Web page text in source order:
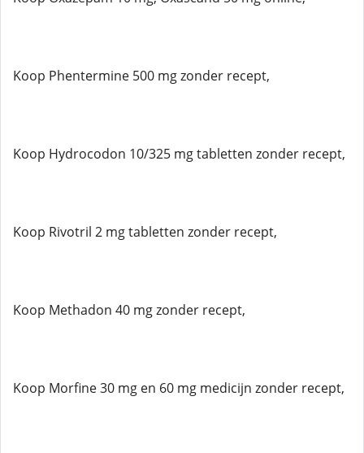
Koop Phentermine 500 mg zonder recept,
Koop Hydrocodon 10/325 mg tabletten zonder recept,
Koop Rivotril 2 mg tabletten zonder recept,
Koop Methadon 40 mg zonder recept,
Koop Morfine 30 mg en 60 mg medicijn zonder recept,